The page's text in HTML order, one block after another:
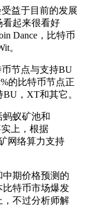
益于目前的发展
看起来很看好
Dance，比特币
。
节点与支持BU
的比特币节点正
，XT和其它。
蚁矿池和
上，根据
网络算力支持
期价格预测的
特币市场爆发
，不过分析师解